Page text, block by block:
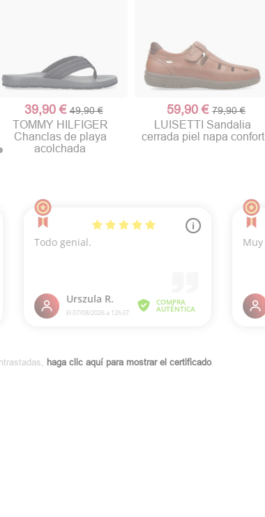
39,90 €49,90 €
TOMMY HILFIGER
Chanclas de playa
acolchada
59,90 €79,90 €
LUISETTI Sandalia
cerrada piel napa confort
haga clic aquí para mostrar el certificado.